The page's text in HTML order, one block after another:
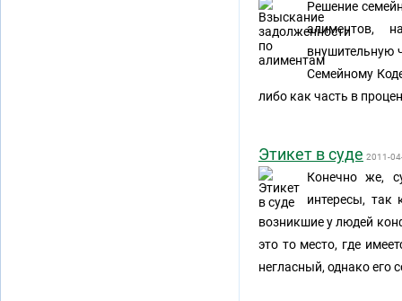
Решение
алиментов,
внушительную
Семейному
либо как часть в
Этикет в суде 2011-
Конечно же,
интересы, так
возникшие у людей
это то место, где
негласный, однако его